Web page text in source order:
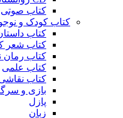
کتاب صوتی
کتاب کودک و
کتاب
کتاب شعر
کتاب رمان
کتاب علمی
کتاب
بازی و
پازل
زبان